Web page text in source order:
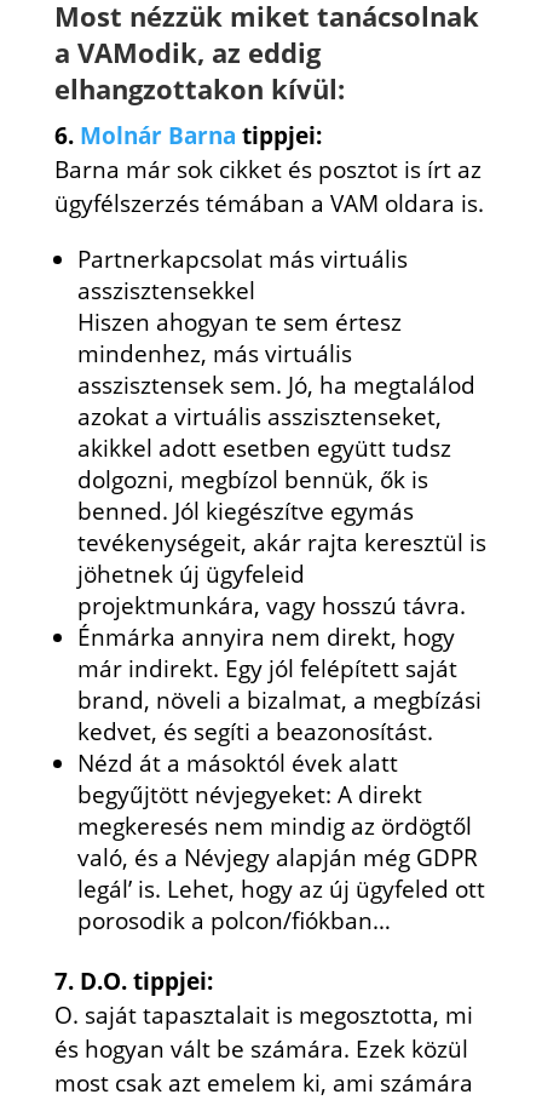
Most nézzük miket tanácsolnak
a VAModik, az eddig
elhangzottakon kívül:
6. Molnár Barna tippjei:
Barna már sok cikket és posztot is írt az
ügyfélszerzés témában a VAM oldara is.
Partnerkapcsolat más virtuális
asszisztensekkel
Hiszen ahogyan te sem értesz
mindenhez, más virtuális
asszisztensek sem. Jó, ha megtalálod
azokat a virtuális asszisztenseket,
akikkel adott esetben együtt tudsz
dolgozni, megbízol bennük, ők is
benned. Jól kiegészítve egymás
tevékenységeit, akár rajta keresztül is
jöhetnek új ügyfeleid
projektmunkára, vagy hosszú távra.
Énmárka annyira nem direkt, hogy
már indirekt. Egy jól felépített saját
brand, növeli a bizalmat, a megbízási
kedvet, és segíti a beazonosítást.
Nézd át a másoktól évek alatt
begyűjtött névjegyeket: A direkt
megkeresés nem mindig az ördögtől
való, és a Névjegy alapján még GDPR
legál’ is. Lehet, hogy az új ügyfeled ott
porosodik a polcon/fiókban…
7. D.O. tippjei:
O. saját tapasztalait is megosztotta, mi
és hogyan vált be számára. Ezek közül
most csak azt emelem ki, ami számára